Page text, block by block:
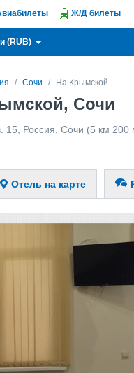
Ж/Д билеты
(RUB)
Сочи На Крымской
Сочи
15 Россия Сочи (5 км 200
Отель на карте